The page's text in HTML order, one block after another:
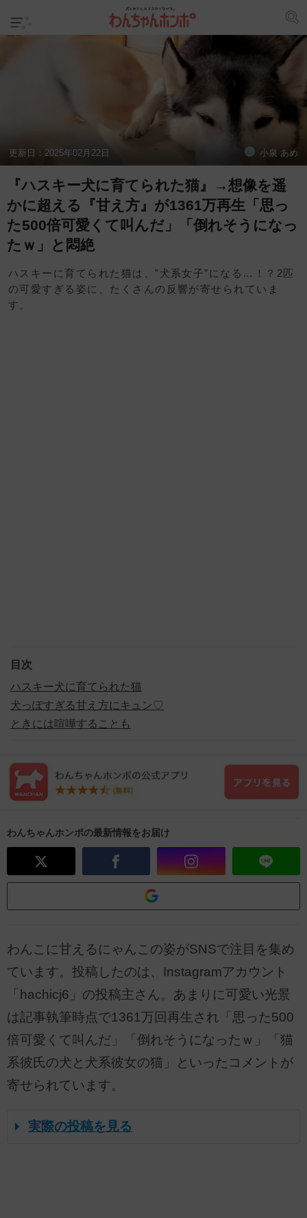
更新日： 2025年02月22日 小泉 あめ
『ハスキー犬に育てられた猫』→想像を遥
かに超える『甘え方』が1361万再生「思っ
た500倍可愛くて叫んだ」「倒れそうになっ
たｗ」と悶絶
ハスキーに育てられた猫は、”犬系女子”になる…！？2匹
の可愛すぎる姿に、たくさんの反響が寄せられていま
す。
目次
ハスキー犬に育てられた猫
犬っぽすぎる甘え方にキュン♡
ときには喧嘩することも
わんちゃんホンポの最新情報をお届け
わんこに甘えるにゃんこの姿がSNSで注目を集め
ています。投稿したのは、Instagramアカウント
「hachicj6」の投稿主さん。あまりに可愛い光景
は記事執筆時点で1361万回再生され「思った500
倍可愛くて叫んだ」「倒れそうになったｗ」「猫
系彼氏の犬と犬系彼女の猫」といったコメントが
寄せられています。
実際の投稿を見る